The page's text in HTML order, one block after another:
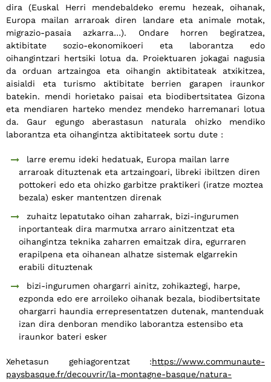
dira (Euskal Herri mendebaldeko eremu hezeak, oihanak,
Europa mailan arraroak diren landare eta animale motak,
migrazio-pasaia azkarra…). Ondare horren begiratzea,
aktibitate sozio-ekonomikoeri eta laborantza edo
oihangintzari hertsiki lotua da. Proiektuaren jokagai nagusia
da orduan artzaingoa eta oihangin aktibitateak atxikitzea,
aisialdi eta turismo aktibitate berrien garapen iraunkor
batekin. mendi horietako paisai eta biodibertsitatea Gizona
eta mendiaren harteko mendez mendeko harremanari lotua
da. Gaur egungo aberastasun naturala ohizko mendiko
laborantza eta oihangintza aktibitateek sortu dute :
larre eremu ideki hedatuak, Europa mailan larre
arraroak dituztenak eta artzaingoari, libreki ibiltzen diren
pottokeri edo eta ohizko garbitze praktikeri (iratze moztea
bezala) esker mantentzen direnak
zuhaitz lepatutako oihan zaharrak, bizi-ingurumen
inportanteak dira marmutxa arraro ainitzentzat eta
oihangintza teknika zaharren emaitzak dira, egurraren
erapilpena eta oihanean alhatze sistemak elgarrekin
erabili dituztenak
bizi-ingurumen ohargarri ainitz, zohikaztegi, harpe,
ezponda edo ere arroileko oihanak bezala, biodibertsitate
ohargarri haundia errepresentatzen dutenak, mantenduak
izan dira denboran mendiko laborantza estensibo eta
iraunkor bateri esker
Xehetasun gehiagorentzat :https://www.communaute-
paysbasque.fr/decouvrir/la-montagne-basque/natura-